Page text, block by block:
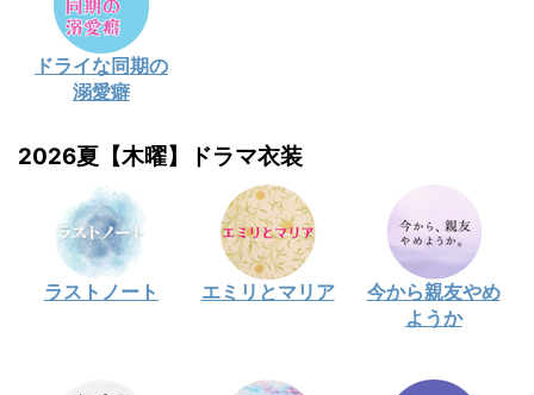
ドライな同期の
溺愛癖
2026夏【木曜】ドラマ衣装
ラストノート エミリとマリア
今から親友やめ
ようか